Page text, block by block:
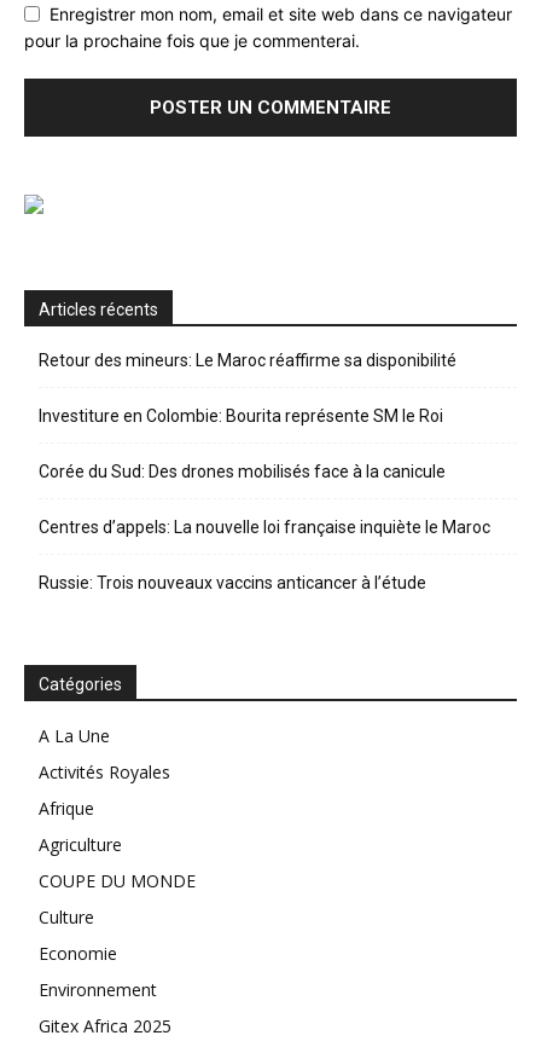
Enregistrer mon nom, email et site web dans ce navigateur
pour la prochaine fois que je commenterai.
Articles récents
Retour des mineurs: Le Maroc réaffirme sa disponibilité
Investiture en Colombie: Bourita représente SM le Roi
Corée du Sud: Des drones mobilisés face à la canicule
Centres d’appels: La nouvelle loi française inquiète le Maroc
Russie: Trois nouveaux vaccins anticancer à l’étude
Catégories
A La Une
Activités Royales
Afrique
Agriculture
COUPE DU MONDE
Culture
Economie
Environnement
Gitex Africa 2025